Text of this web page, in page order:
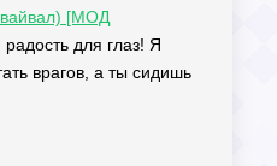
[МОД
для глаз! Я
врагов, а ты сидишь